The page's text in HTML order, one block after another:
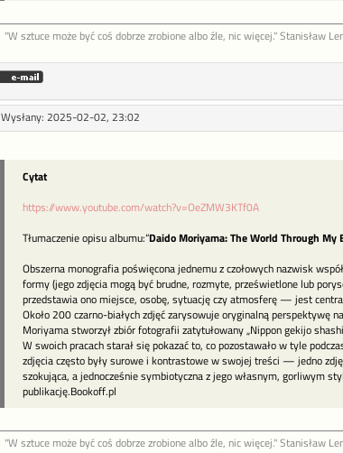
"W sztu­ce może być coś dob­rze zro­bione al­bo źle, nic więcej." Stanisław
Wysłany: 2025-02-02, 23:02
Cytat
https://www.youtube.com/watch?v=OeZMW3KTf0A
Tłumaczenie opisu albumu:“Daido Moriyama: The World Through My
Obszerna monografia poświęcona jednemu z czołowych nazwisk
formy (jego zdjęcia mogą być brudne, rozmyte, prześwietlone lub
przedstawia ono miejsce, osobę, sytuację czy atmosferę — jest
Około 200 czarno-białych zdjęć zarysowuje oryginalną perspektywę
Moriyama stworzył zbiór fotografii zatytułowany „Nippon gekijo
W swoich pracach starał się pokazać to, co pozostawało w tyle
zdjęcia często były surowe i kontrastowe w swojej treści — jedno
szokująca, a jednocześnie symbiotyczna z jego własnym, gorliwym
publikację.Bookoff.pl
"W sztu­ce może być coś dob­rze zro­bione al­bo źle, nic więcej." Stanisław